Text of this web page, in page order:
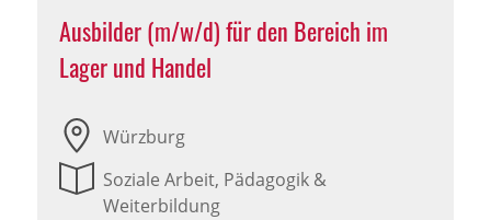
Ausbilder (m/w/d) für den Bereich im
Lager und Handel
Würzburg
Soziale Arbeit, Pädagogik &
Weiterbildung